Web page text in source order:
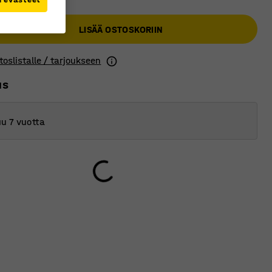
LISÄÄ OSTOSKORIIN
/ tarjoukseen
7 vuotta